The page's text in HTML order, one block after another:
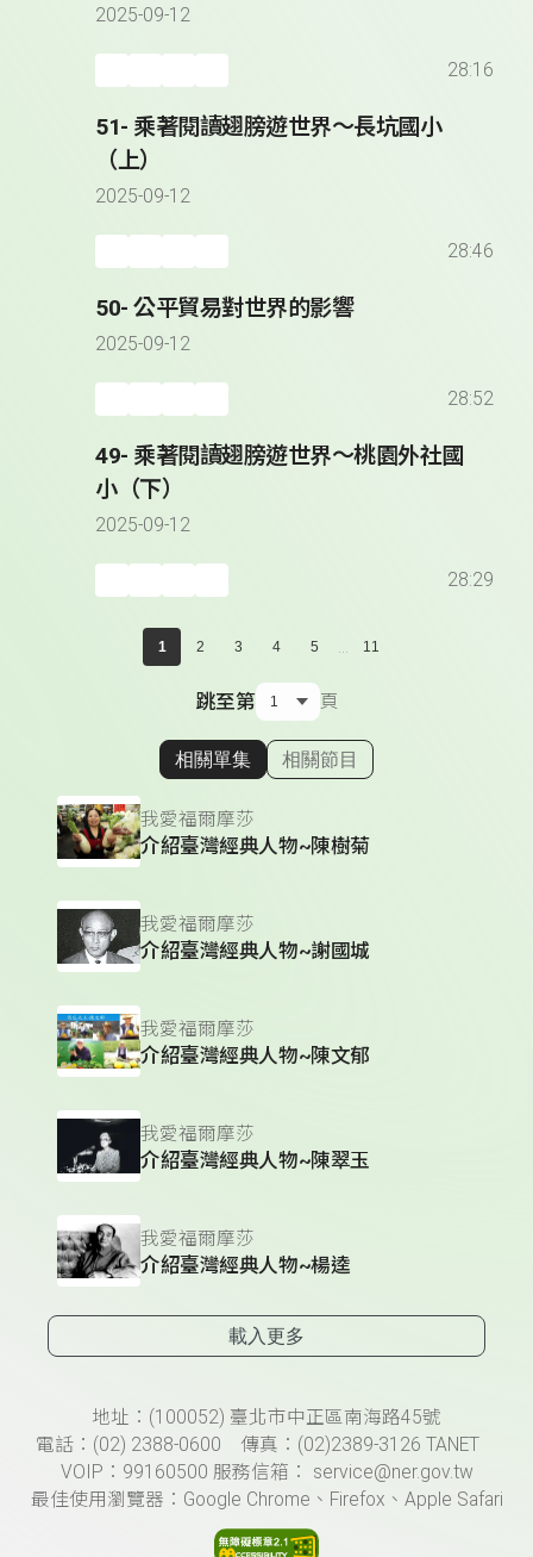
2025-09-12
28:16
51- 乘著閱讀翅膀遊世界～長坑國小
（上）
2025-09-12
28:46
50- 公平貿易對世界的影響
2025-09-12
28:52
49- 乘著閱讀翅膀遊世界～桃園外社國
小（下）
2025-09-12
28:29
1 2 3 4 5 11
跳至第 頁
顯示相關單集
相關單集 相關節目
我愛福爾摩莎
介紹臺灣經典人物~陳樹菊
我愛福爾摩莎
介紹臺灣經典人物~謝國城
我愛福爾摩莎
介紹臺灣經典人物~陳文郁
我愛福爾摩莎
介紹臺灣經典人物~陳翠玉
我愛福爾摩莎
介紹臺灣經典人物~楊逵
載入更多
頁尾資訊地址：(100052) 臺北市中正區南海路45號
電話：(02) 2388-0600 傳真：(02)2389-3126 TANET
VOIP：99160500 服務信箱： service@ner.gov.tw
最佳使用瀏覽器：Google Chrome、Firefox、Apple Safari